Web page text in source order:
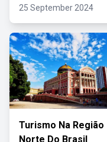
25 September 2024
Turismo Na Região
Norte Do Brasil